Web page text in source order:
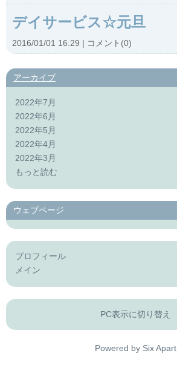
デイサービス☆元旦
2016/01/01 16:29 コメント(0)
アーカイブ
2022年7月
2022年6月
2022年5月
2022年4月
2022年3月
もっと読む
ウェブページ
プロフィール
メイン
PC表示に切り替え
Powered by Six Apart